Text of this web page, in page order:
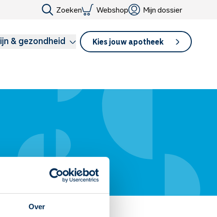
Over
Zoeken Webshop Mijn dossier
& gezondheid Kies jouw apotheek